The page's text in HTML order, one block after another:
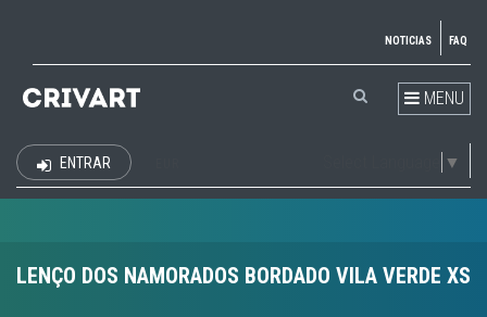
NOTICIAS FAQ
MENU
▼
ENTRAR
LENÇO DOS NAMORADOS BORDADO VILA VERDE XS